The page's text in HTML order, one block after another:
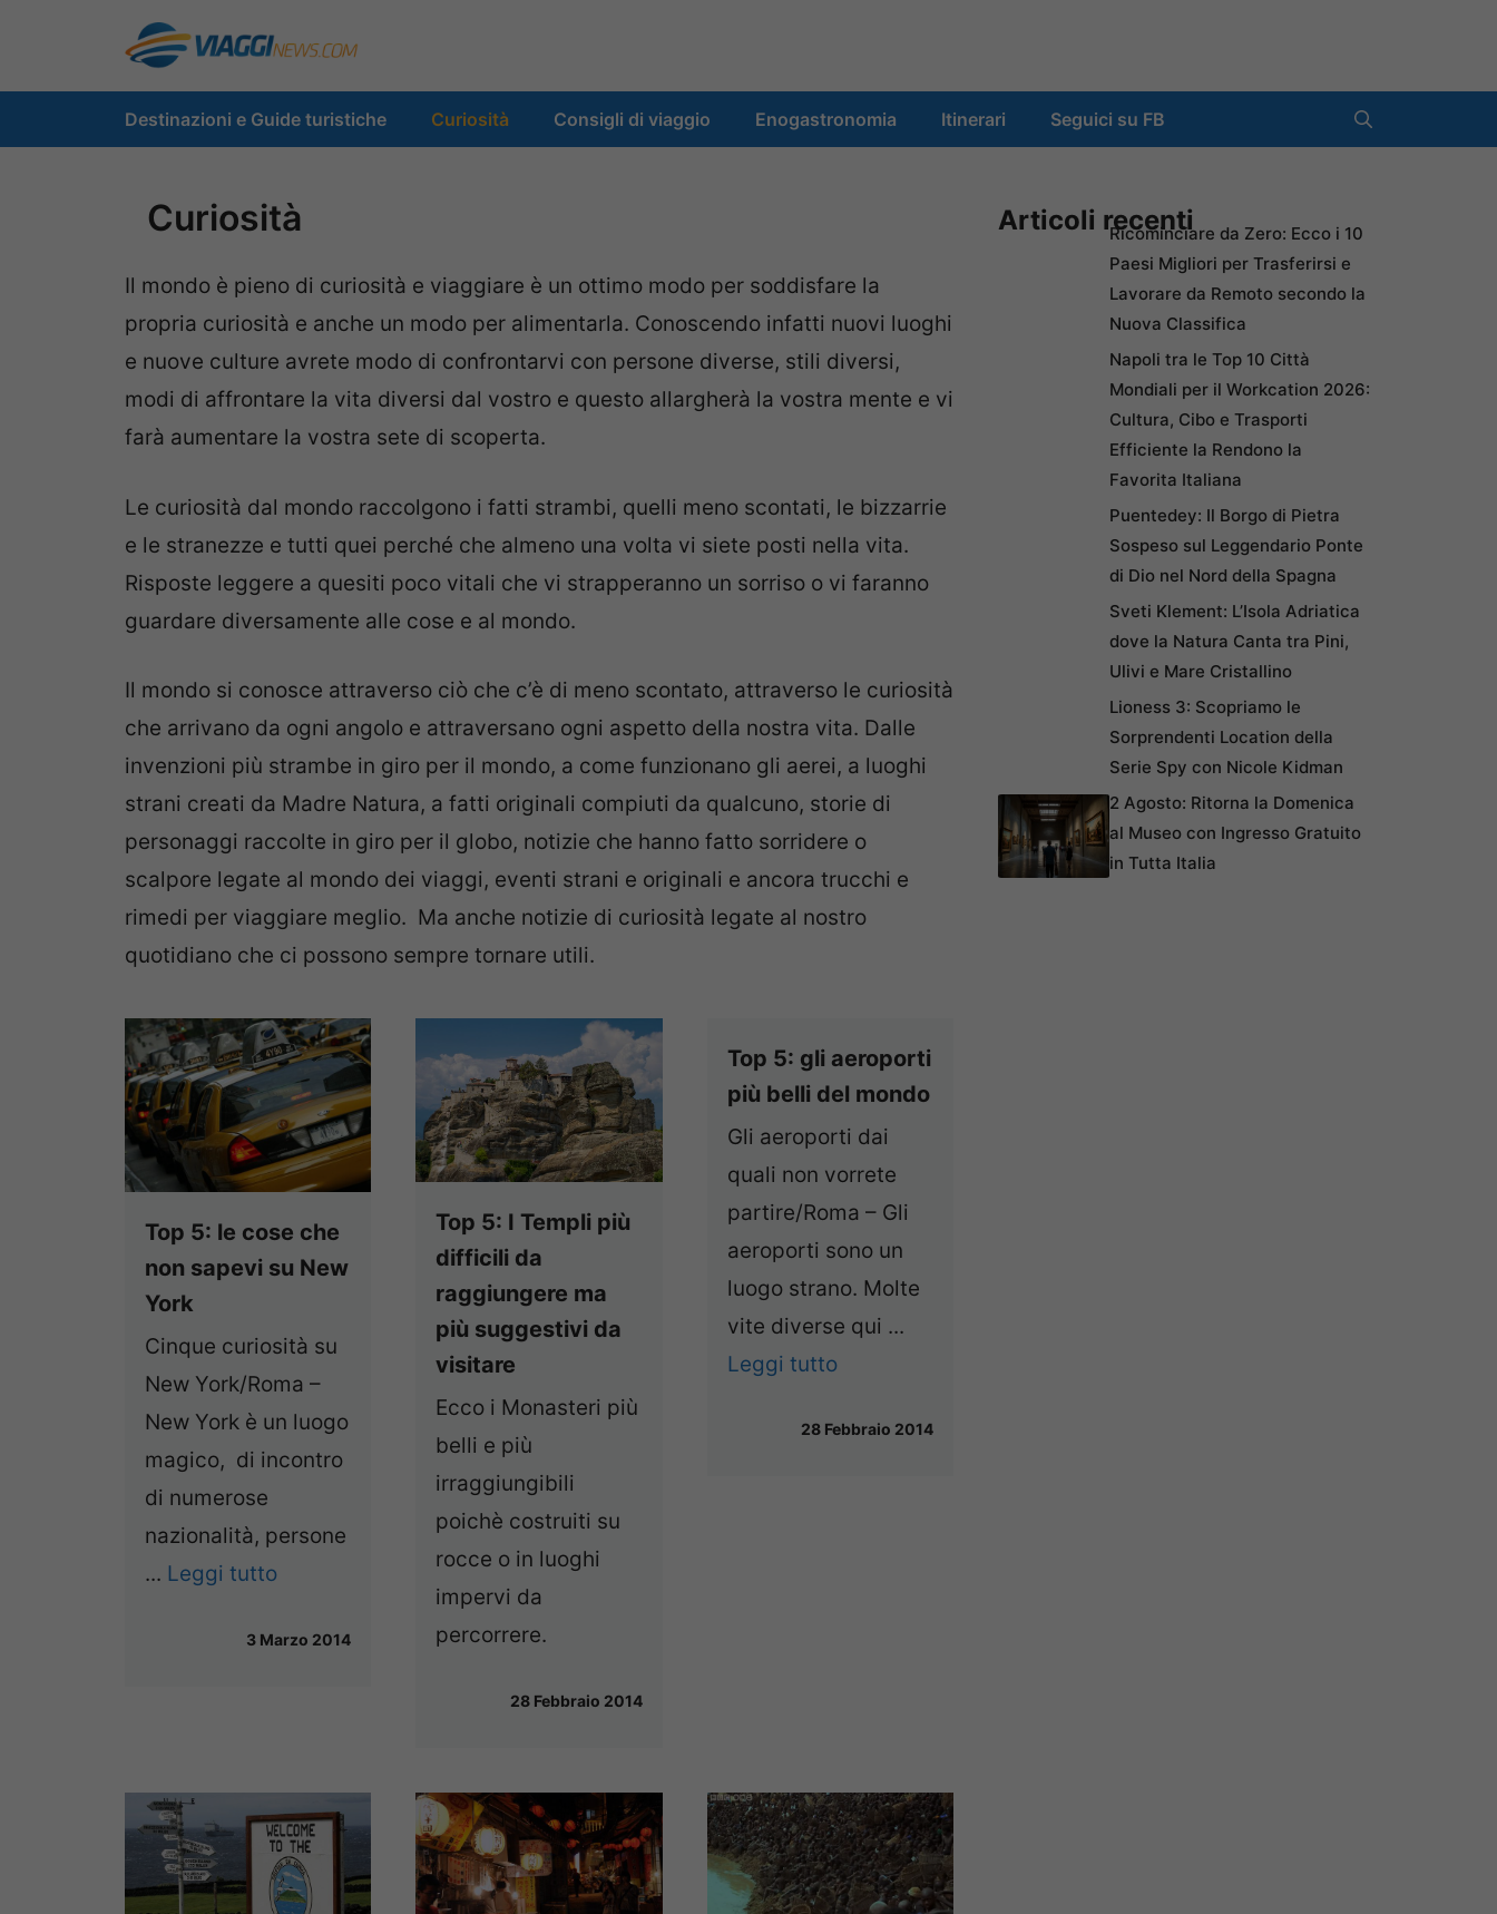
contenuto
Destinazioni e Guide turistiche Curiosità Consigli di viaggio Enogastronomia Itinerari Seguici su FB
Curiosità
Il mondo è pieno di curiosità e viaggiare è un ottimo modo per soddisfare la
propria curiosità e anche un modo per alimentarla. Conoscendo infatti nuovi luoghi
e nuove culture avrete modo di confrontarvi con persone diverse, stili diversi,
modi di affrontare la vita diversi dal vostro e questo allargherà la vostra mente e vi
farà aumentare la vostra sete di scoperta.
Le curiosità dal mondo raccolgono i fatti strambi, quelli meno scontati, le bizzarrie
e le stranezze e tutti quei perché che almeno una volta vi siete posti nella vita.
Risposte leggere a quesiti poco vitali che vi strapperanno un sorriso o vi faranno
guardare diversamente alle cose e al mondo.
Il mondo si conosce attraverso ciò che c’è di meno scontato, attraverso le curiosità
che arrivano da ogni angolo e attraversano ogni aspetto della nostra vita. Dalle
invenzioni più strambe in giro per il mondo, a come funzionano gli aerei, a luoghi
strani creati da Madre Natura, a fatti originali compiuti da qualcuno, storie di
personaggi raccolte in giro per il globo, notizie che hanno fatto sorridere o
scalpore legate al mondo dei viaggi, eventi strani e originali e ancora trucchi e
rimedi per viaggiare meglio. Ma anche notizie di curiosità legate al nostro
quotidiano che ci possono sempre tornare utili.
Top 5: le cose che
non sapevi su New
York
Cinque curiosità su
New York/Roma –
New York è un luogo
magico, di incontro
di numerose
nazionalità, persone
... Leggi tutto
3 Marzo 2014
Top 5: I Templi più
difficili da
raggiungere ma
più suggestivi da
visitare
Ecco i Monasteri più
belli e più
irraggiungibili
poichè costruiti su
rocce o in luoghi
impervi da
percorrere.
28 Febbraio 2014
Top 5: gli aeroporti
più belli del mondo
Gli aeroporti dai
quali non vorrete
partire/Roma – Gli
aeroporti sono un
luogo strano. Molte
vite diverse qui ...
Leggi tutto
28 Febbraio 2014
Articoli recentiRicominciare da Zero: Ecco i 10
Paesi Migliori per Trasferirsi e
Lavorare da Remoto secondo la
Nuova Classifica
Napoli tra le Top 10 Città
Mondiali per il Workcation 2026:
Cultura, Cibo e Trasporti
Efficiente la Rendono la
Favorita Italiana
Puentedey: Il Borgo di Pietra
Sospeso sul Leggendario Ponte
di Dio nel Nord della Spagna
Sveti Klement: L’Isola Adriatica
dove la Natura Canta tra Pini,
Ulivi e Mare Cristallino
Lioness 3: Scopriamo le
Sorprendenti Location della
Serie Spy con Nicole Kidman
2 Agosto: Ritorna la Domenica
al Museo con Ingresso Gratuito
in Tutta Italia